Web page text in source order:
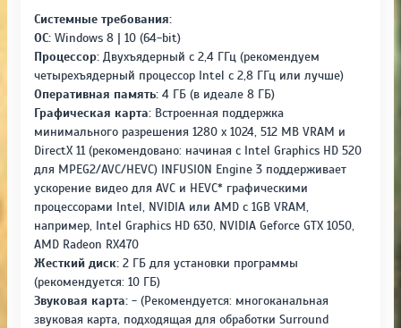
Системные требования:
ОС: Windows 8 | 10 (64-bit)
Процессор: Двухъядерный с 2,4 ГГц (рекомендуем
четырехъядерный прoцессор Intel с 2,8 ГГц или лучше)
Оперативная память: 4 ГБ (в идеале 8 ГБ)
Графическая карта: Встроенная поддержка
минимального разрешения 1280 x 1024, 512 MB VRAM и
DirectX 11 (рекомендовано: начиная с Intel Graphics HD 520
для MPEG2/AVC/HEVC) INFUSION Engine 3 поддерживает
ускорение видео для AVC и HEVC* графическими
процессорами Intel, NVIDIA или AMD с 1GB VRAM,
например, Intel Graphics HD 630, NVIDIA Geforce GTX 1050,
AMD Radeon RX470
Жесткий диск: 2 ГБ для установки программы
(рекомендуется: 10 ГБ)
Звуковая карта: - (Рекомендуется: многоканальная
звуковая карта, подходящая для обработки Surround